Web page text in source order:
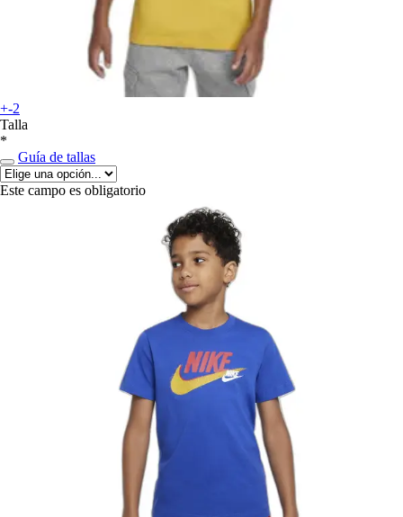
+-2
Talla
*
Guía de tallas
Este campo es obligatorio